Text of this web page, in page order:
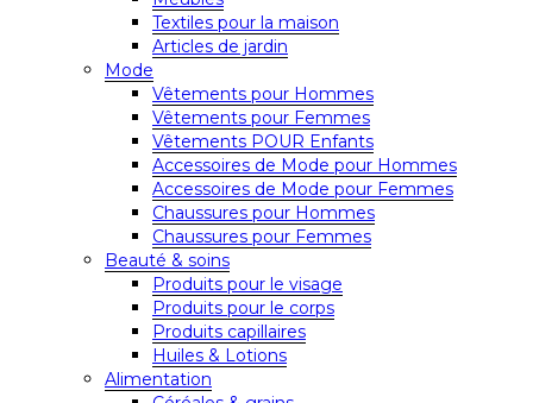
Textiles pour la maison
Articles de jardin
Mode
Vêtements pour Hommes
Vêtements pour Femmes
Vêtements POUR Enfants
Accessoires de Mode pour Hommes
Accessoires de Mode pour Femmes
Chaussures pour Hommes
Chaussures pour Femmes
Beauté & soins
Produits pour le visage
Produits pour le corps
Produits capillaires
Huiles & Lotions
Alimentation